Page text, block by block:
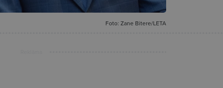
Foto: Zane Bitere/LETA